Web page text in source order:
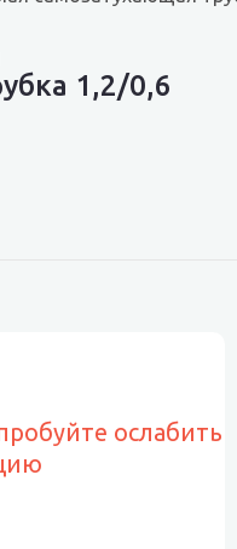
1,2/0,6
ослабить